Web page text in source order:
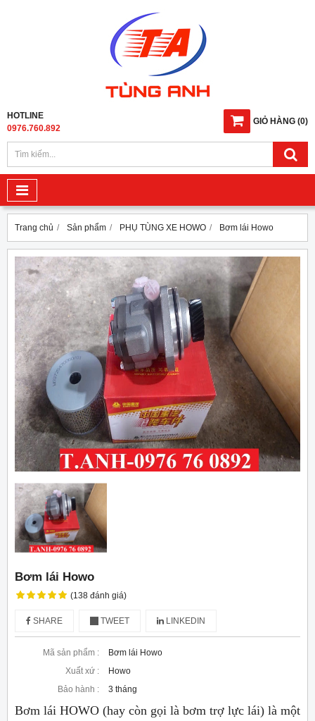
GIỎ HÀNG (0)
HOTLINE
0976.760.892
Trang chủ Sản phẩm PHỤ TÙNG XE HOWO Bơm lái Howo
Bơm lái Howo
(138 đánh giá)
SHARE TWEET LINKEDIN
Mã sản phẩm :
Bơm lái Howo
Xuất xứ :
Howo
Bảo hành :
3 tháng
Bơm lái HOWO (hay còn gọi là bơm trợ lực lái) là một